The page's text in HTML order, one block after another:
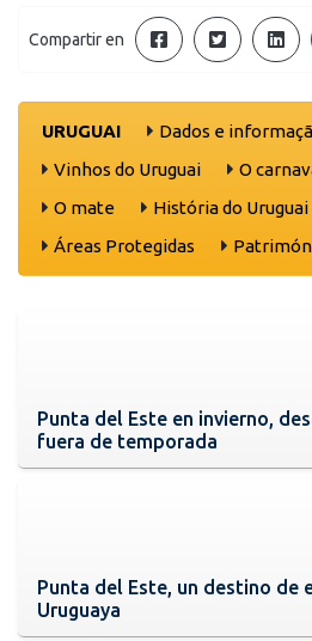
Compartir en
URUGUAI
Dados e
Vinhos do Uruguai
O
O mate
História do Uruguai
Áreas Protegidas
Punta del Este en invierno,
fuera de temporada
Punta del Este, un destino de
Uruguaya